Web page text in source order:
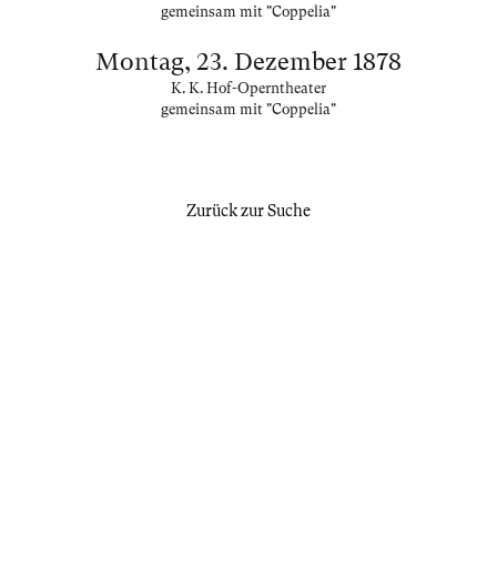
gemeinsam mit "Coppelia"
Montag, 23. Dezember 1878
K. K. Hof-Operntheater
gemeinsam mit "Coppelia"
Zurück zur Suche